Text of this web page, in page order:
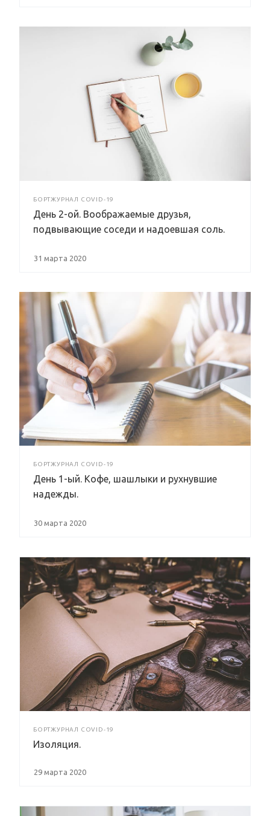
БОРТЖУРНАЛ COVID-19
День 2-ой. Воображаемые друзья,
подвывающие соседи и надоевшая соль.
31 марта 2020
БОРТЖУРНАЛ COVID-19
День 1-ый. Кофе, шашлыки и рухнувшие
надежды.
30 марта 2020
БОРТЖУРНАЛ COVID-19
Изоляция.
29 марта 2020